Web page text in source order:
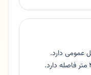
عمومی دارد.